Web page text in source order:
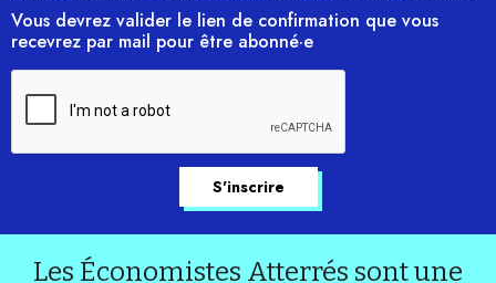
Vous devrez valider le lien de confirmation que vous
recevrez par mail pour être abonné·e
Les Économistes Atterrés sont une